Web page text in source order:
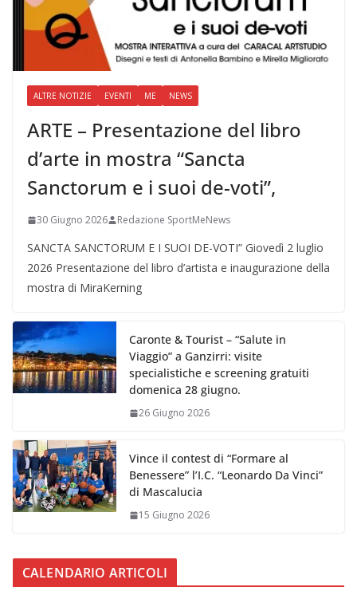
ALTRE NOTIZIE EVENTI ME NEWS
ARTE – Presentazione del libro
d’arte in mostra “Sancta
Sanctorum e i suoi de-voti”,
30 Giugno 2026 Redazione SportMeNews
SANCTA SANCTORUM E I SUOI DE-VOTI” Giovedì 2 luglio
2026 Presentazione del libro d’artista e inaugurazione della
mostra di MiraKerning
Caronte & Tourist – “Salute in
Viaggio” a Ganzirri: visite
specialistiche e screening gratuiti
domenica 28 giugno.
26 Giugno 2026
Vince il contest di “Formare al
Benessere” l’I.C. “Leonardo Da Vinci”
di Mascalucia
15 Giugno 2026
CALENDARIO ARTICOLI